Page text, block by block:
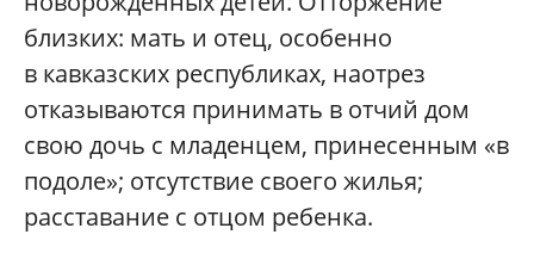
близких: мать и отец, особенно
в кавказских республиках, наотрез
отказываются принимать в отчий дом
свою дочь с младенцем, принесенным «в
подоле»; отсутствие своего жилья;
расставание с отцом ребенка.